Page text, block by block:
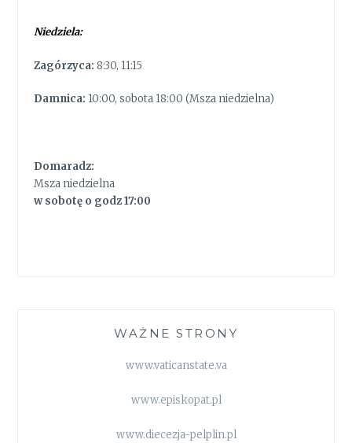
Niedziela:
Zagórzyca: 8:30, 11:15
Damnica: 10:00, sobota 18:00 (Msza niedzielna)
Domaradz:
Msza niedzielna
w sobotę o godz 17:00
WAŻNE STRONY
www.vaticanstate.va
www.episkopat.pl
www.diecezja-pelplin.pl